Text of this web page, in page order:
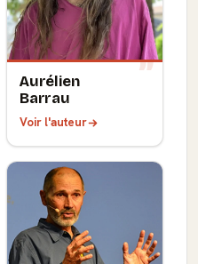
Aurélien
Barrau
Voir l'auteur